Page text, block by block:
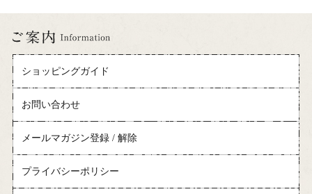
ショッピングガイド
お問い合わせ
メールマガジン登録 / 解除
プライバシーポリシー